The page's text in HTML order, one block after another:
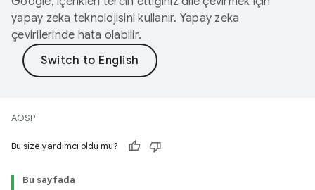
yapay zeka teknolojisini kullanır. Yapay zeka
çevirilerinde hata olabilir.
AOSP
Bu size yardımcı oldu mu?
Bu sayfada